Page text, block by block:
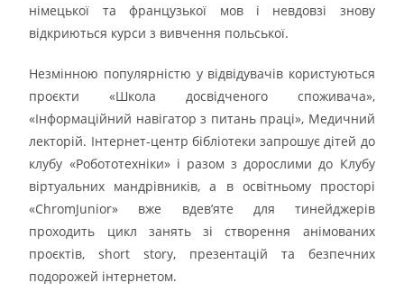
німецької та французької мов і невдовзі знову
відкриються курси з вивчення польської.
Незмінною популярністю у відвідувачів користуються
проєкти «Школа досвідченого споживача»,
«Інформаційний навігатор з питань праці», Медичний
лекторій. Інтернет-центр бібліотеки запрошує дітей до
клубу «Робототехніки» і разом з дорослими до Клубу
віртуальних мандрівників, а в освітньому просторі
«ChromJunior» вже вдев’яте для тинейджерів
проходить цикл занять зі створення анімованих
проєктів, short story, презентацій та безпечних
подорожей інтернетом.